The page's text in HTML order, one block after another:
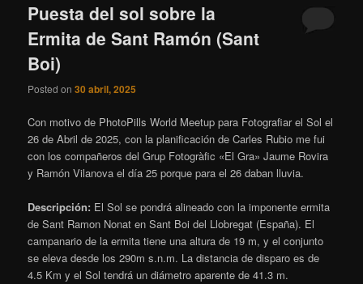
Puesta del sol sobre la
Ermita de Sant Ramón (Sant
Boi)
Posted on30 abril, 2025
Con motivo de PhotoPills World Meetup para Fotografiar el Sol el
26 de Abril de 2025, con la planificación de Carles Rubio me fui
con los compañeros del Grup Fotogràfic «El Gra» Jaume Rovira
y Ramón Vilanova el día 25 porque para el 26 daban lluvia.
Descripción: El Sol se pondrá alineado con la imponente ermita
de Sant Ramon Nonat en Sant Boi del Llobregat (España). El
campanario de la ermita tiene una altura de 19 m, y el conjunto
se eleva desde los 290m s.n.m. La distancia de disparo es de
4.5 Km y el Sol tendrá un diámetro aparente de 41.3 m.